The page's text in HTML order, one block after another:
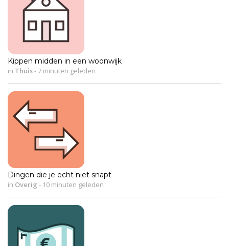
Kippen midden in een woonwijk
in Thuis- 7 minuten geleden
Dingen die je echt niet snapt
in Overig - 10 minuten geleden